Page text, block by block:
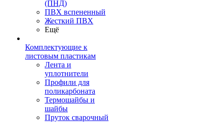
(ПНД)
ПВХ вспененный
Жесткий ПВХ
Ещё
Комплектующие к
листовым пластикам
Лента и
уплотнители
Профили для
поликарбоната
Термошайбы и
шайбы
Пруток сварочный